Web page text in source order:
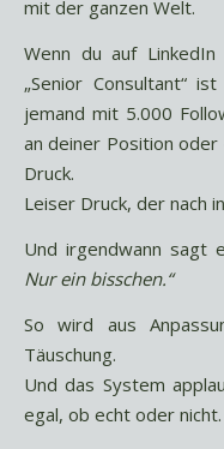
mit der ganzen Welt.
Wenn du auf
„Senior Consultant“
jemand mit 5.000
an deiner Position
Druck.
Leiser Druck, der nach
Und irgendwann sagt
Nur ein bisschen.“
So wird aus
Täuschung.
Und das System
egal, ob echt oder nicht.